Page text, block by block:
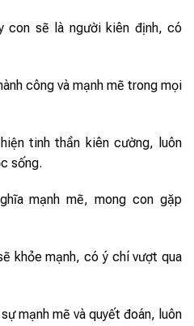
con sẽ là người kiên định, có
công và mạnh mẽ trong mọi
tinh thần kiên cường, luôn
sống.
mạnh mẽ, mong con gặp
khỏe mạnh, có ý chí vượt qua
mạnh mẽ và quyết đoán, luôn